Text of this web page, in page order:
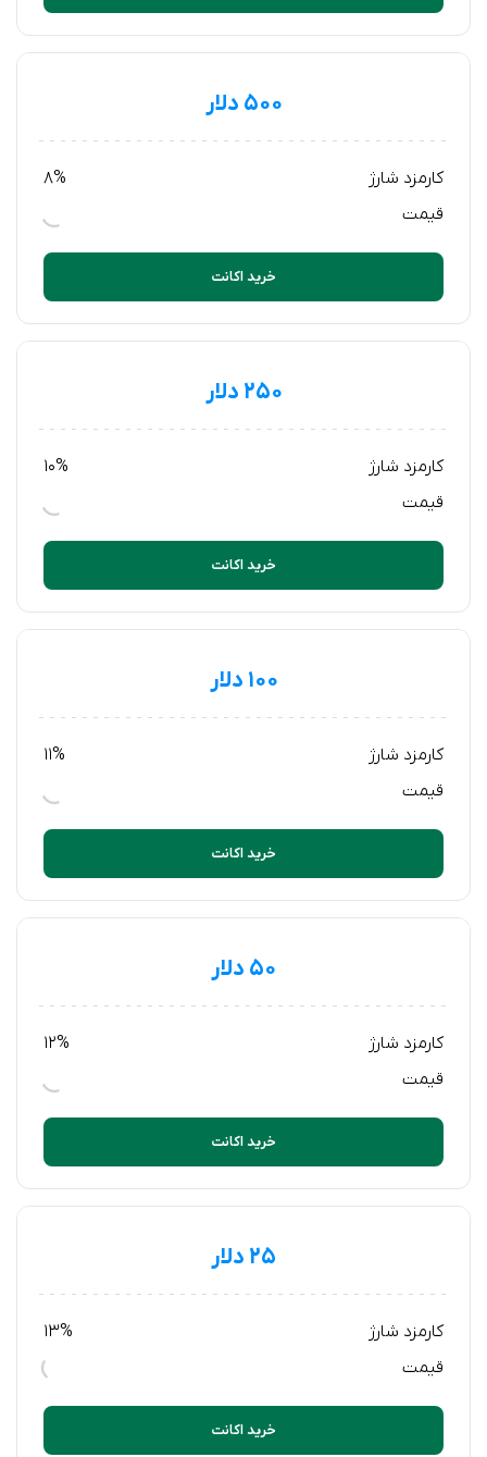
۲۵ دلار
کارمزد شارژ
13%
قیمت
خرید اکانت
۵۰ دلار
کارمزد شارژ
12%
قیمت
خرید اکانت
۱۰۰ دلار
کارمزد شارژ
11%
قیمت
خرید اکانت
۲۵۰ دلار
کارمزد شارژ
10%
قیمت
خرید اکانت
۵۰۰ دلار
کارمزد شارژ
8%
قیمت
خرید اکانت